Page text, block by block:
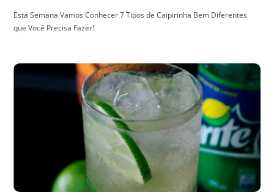
Esta Semana Vamos Conhecer 7 Tipos de Caipirinha Bem Diferentes
que Você Precisa Fazer!